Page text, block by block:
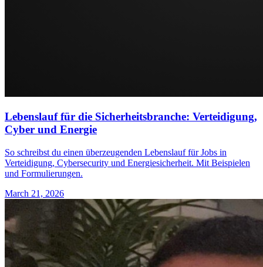
Lebenslauf für die Sicherheitsbranche: Verteidigung,
Cyber und Energie
So schreibst du einen überzeugenden Lebenslauf für Jobs in
Verteidigung, Cybersecurity und Energiesicherheit. Mit Beispielen
und Formulierungen.
March 21, 2026